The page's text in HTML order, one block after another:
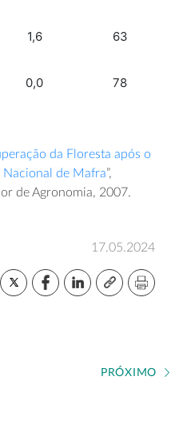
1,6 63
0,0 78
da Floresta após o
Nacional de Mafra”,
de Agronomia, 2007.
17.05.2024
PRÓXIMO